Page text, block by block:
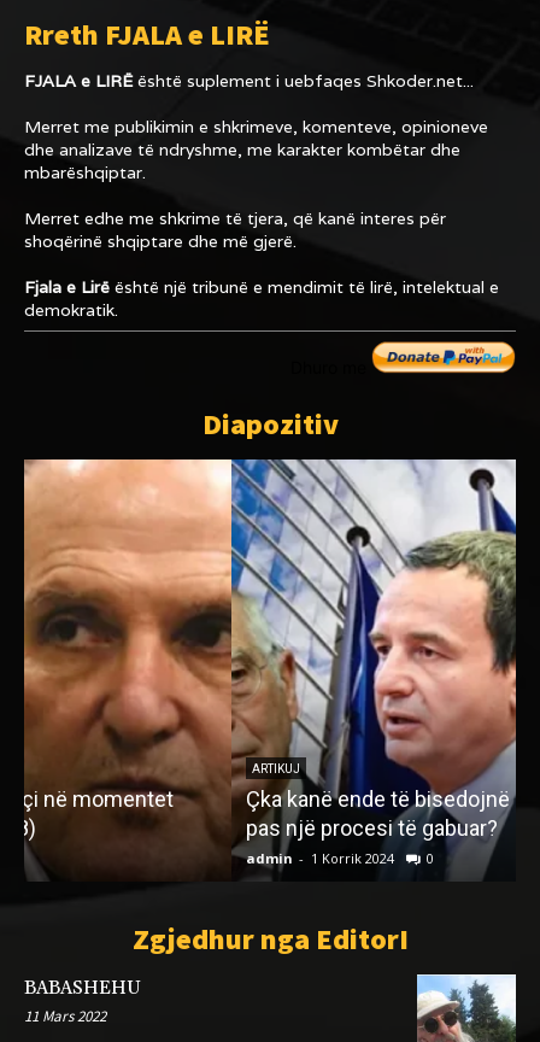
Rreth FJALA e LIRË
FJALA e LIRËështë suplement i uebfaqes Shkoder.net...
Merret me publikimin e shkrimeve, komenteve, opinioneve
dhe analizave të ndryshme, me karakter kombëtar dhe
mbarëshqiptar.
Merret edhe me shkrime të tjera, që kanë interes për
shoqërinë shqiptare dhe më gjerë.
Fjala e Lirë është një tribunë e mendimit të lirë, intelektual e
demokratik.
Diapozitiv
Çka kanë ende të bisedojnë Kosova e Serbia,
pas një procesi të gabuar?
Zgjedhur nga EditorI
BABASHEHU
11 Mars 2022